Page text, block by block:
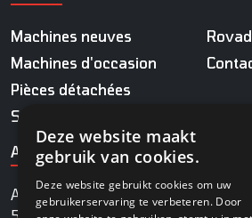
Machines neuves
Machines d'occasion
Pièces détachées
Service
ADRESSE
Agrobaan 13
Deze website maakt
gebruik van cookies.
Deze website gebruikt cookies om uw
gebruikerservaring te verbeteren. Door